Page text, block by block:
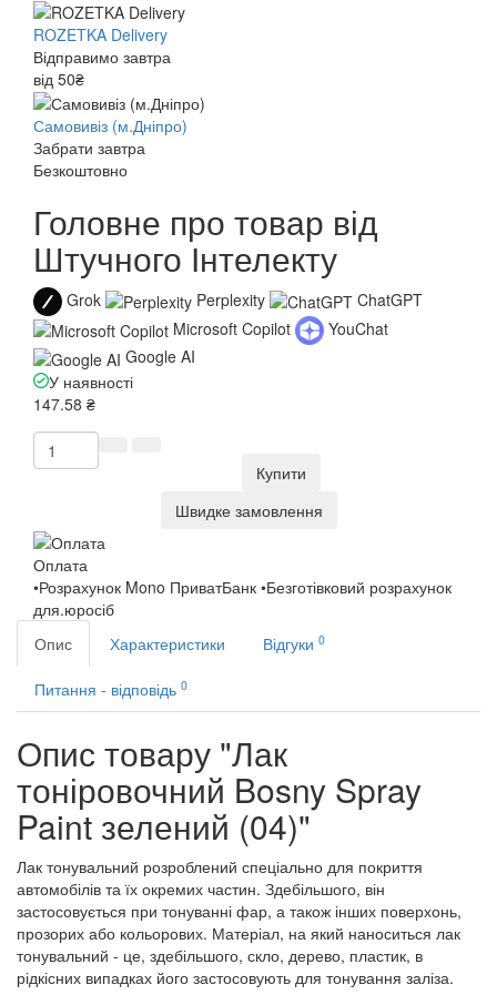
ROZETKA Delivery
Відправимо завтра
від 50₴
Самовивіз (м.Дніпро)
Забрати завтра
Безкоштовно
Головне про товар від
Штучного Інтелекту
Grok Perplexity
ChatGPT
Microsoft Copilot
YouChat
Google AI
У наявності
147.58 ₴
Купити
Швидке замовлення
Оплата
•Розрахунок Mono ПриватБанк •Безготівковий розрахунок
для.юросіб
Опис
Характеристики Відгуки 0
Питання - відповідь 0
Опис товару "Лак
тоніровочний Bosny Spray
Paint зелений (04)"
Лак тонувальний розроблений спеціально для покриття
автомобілів та їх окремих частин. Здебільшого, він
застосовується при тонуванні фар, а також інших поверхонь,
прозорих або кольорових. Матеріал, на який наноситься лак
тонувальний - це, здебільшого, скло, дерево, пластик, в
рідкісних випадках його застосовують для тонування заліза.